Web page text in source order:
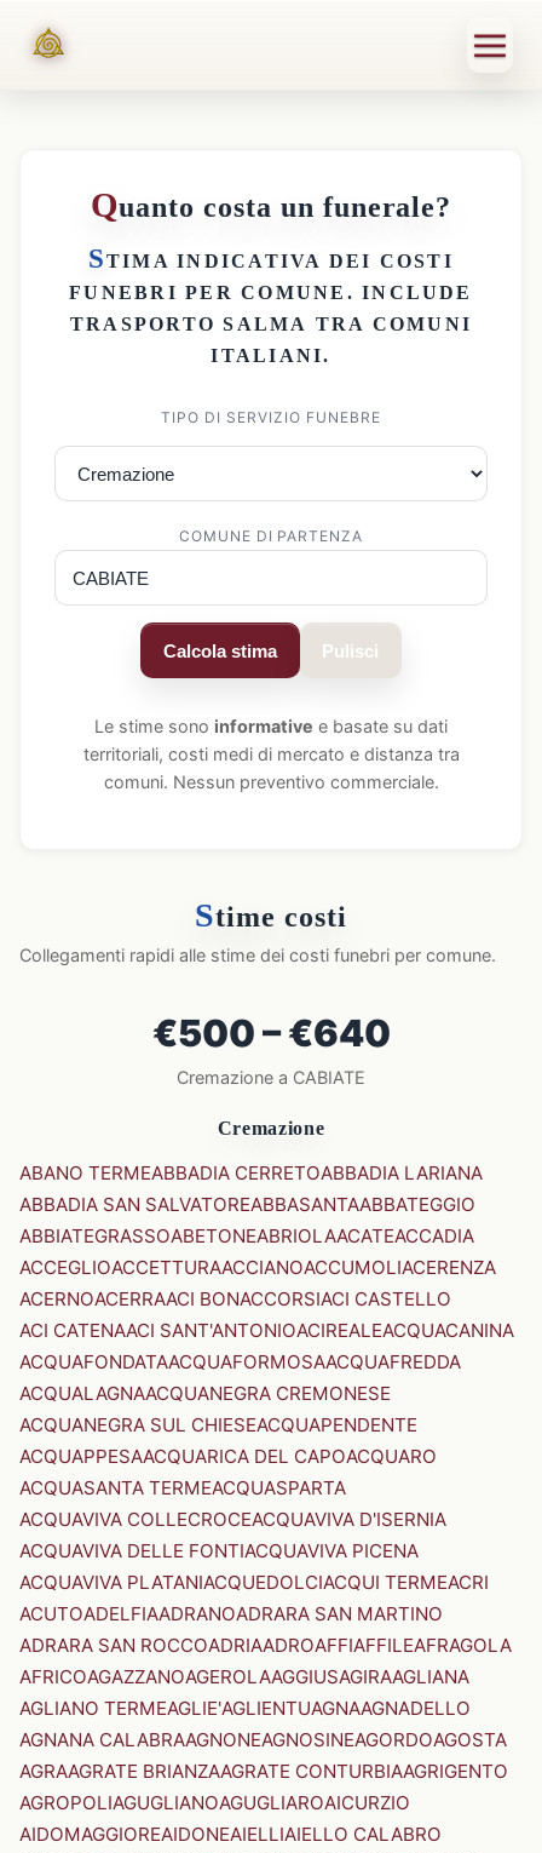
Quanto costa un funerale?
STIMA INDICATIVA DEI COSTI
FUNEBRI PER COMUNE . INCLUDE
TRASPORTO SALMA TRA COMUNI
ITALIANI.
TIPO DI SERVIZIO FUNEBRE
COMUNE DI PARTENZA
Calcola stima Pulisci
Le stime sono informative e basate su dati
territoriali, costi medi di mercato e distanza tra
comuni. Nessun preventivo commerciale.
Stime costi
Collegamenti rapidi alle stime dei costi funebri per comune.
€500 – €640
Cremazione a CABIATE
Cremazione
ABANO TERMEABBADIA CERRETOABBADIA LARIANA
ABBADIA SAN SALVATOREABBASANTAABBATEGGIO
ABBIATEGRASSOABETONEABRIOLAACATEACCADIA
ACCEGLIOACCETTURAACCIANOACCUMOLIACERENZA
ACERNOACERRAACI BONACCORSIACI CASTELLO
ACI CATENAACI SANT'ANTONIOACIREALEACQUACANINA
ACQUAFONDATAACQUAFORMOSAACQUAFREDDA
ACQUALAGNAACQUANEGRA CREMONESE
ACQUANEGRA SUL CHIESEACQUAPENDENTE
ACQUAPPESAACQUARICA DEL CAPOACQUARO
ACQUASANTA TERMEACQUASPARTA
ACQUAVIVA COLLECROCEACQUAVIVA D'ISERNIA
ACQUAVIVA DELLE FONTIACQUAVIVA PICENA
ACQUAVIVA PLATANIACQUEDOLCIACQUI TERMEACRI
ACUTOADELFIAADRANOADRARA SAN MARTINO
ADRARA SAN ROCCOADRIAADROAFFIAFFILEAFRAGOLA
AFRICOAGAZZANOAGEROLAAGGIUSAGIRAAGLIANA
AGLIANO TERMEAGLIE'AGLIENTUAGNAAGNADELLO
AGNANA CALABRAAGNONEAGNOSINEAGORDOAGOSTA
AGRAAGRATE BRIANZAAGRATE CONTURBIAAGRIGENTO
AGROPOLIAGUGLIANOAGUGLIAROAICURZIO
AIDOMAGGIOREAIDONEAIELLIAIELLO CALABRO